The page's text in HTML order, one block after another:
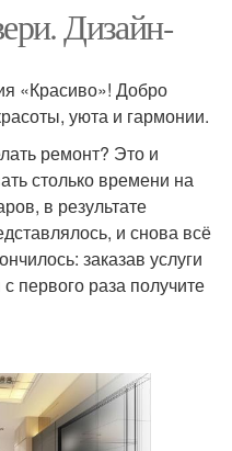
Дизайн-
«Красиво»! Добро
уюта и гармонии.
ремонт? Это и
столько времени на
в результате
и снова всё
заказав услуги
первого раза получите